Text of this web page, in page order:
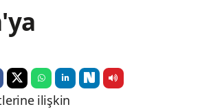
ilişkin